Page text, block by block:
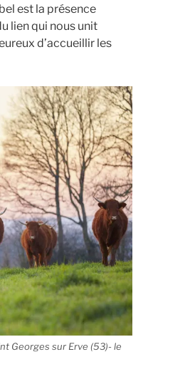
est la présence
lien qui nous unit
d’accueillir les
Georges sur Erve (53)- le